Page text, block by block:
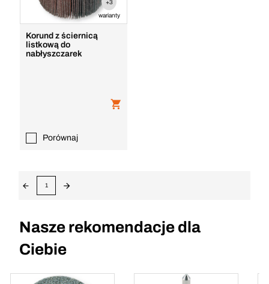
+3
warianty
Korund z ściernicą
listkową do
nabłyszczarek
Porównaj
1
Nasze rekomendacje dla
Ciebie